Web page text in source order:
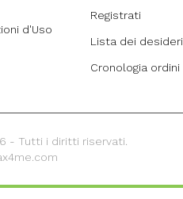
d'Uso
Registrati
Lista dei desideri
Cronologia ordini
- Tutti i diritti riservati.